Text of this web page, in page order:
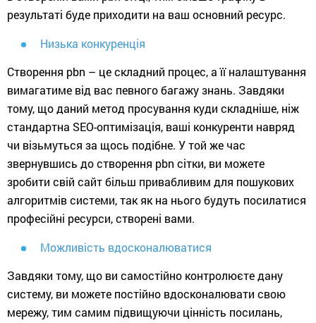
результаті буде приходити на ваш основний ресурс.
Низька конкуренція
Створення pbn – це складний процес, а її налаштування
вимагатиме від вас певного багажу знань. Завдяки
тому, що даний метод просування куди складніше, ніж
стандартна SEO-оптимізація, ваші конкуренти навряд
чи візьмуться за щось подібне. У той же час
звернувшись до створення pbn сітки, ви можете
зробити свій сайт більш привабливим для пошукових
алгоритмів системи, так як на нього будуть посилатися
професійні ресурси, створені вами.
Можливість вдосконалюватися
Завдяки тому, що ви самостійно контролюєте дану
систему, ви можете постійно вдосконалювати свою
мережу, тим самим підвищуючи цінність посилань,